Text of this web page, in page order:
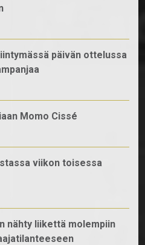
päivän ottelussa
Momo Cissé
viikon toisessa
nähty liikettä molempiin